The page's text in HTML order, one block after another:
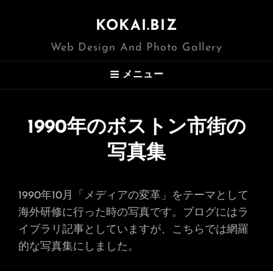
KOKAI.BIZ
Web Design And Photo Gallery
メニュー
1990年のボストン市街の
写真集
1990年10月「メディアの変革」をテーマとして
海外研修に行った時の写真です。ブログにはラ
イブラリ記事としていますが、こちらでは網羅
的な写真集にしました。